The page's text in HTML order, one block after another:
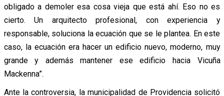
obligado a demoler esa cosa vieja que está ahí. Eso no es
cierto. Un arquitecto profesional, con experiencia y
responsable, soluciona la ecuación que se le plantea. En este
caso, la ecuación era hacer un edificio nuevo, moderno, muy
grande y además mantener ese edificio hacia Vicuña
Mackenna”.
Ante la controversia, la municipalidad de Providencia solicitó